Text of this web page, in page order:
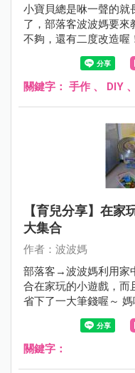
小寶貝總是咻一聲的就
了，部落客波波媽要來
不夠，還有二度改造喔
關鍵字： 手作 、 DIY 、
【育兒分享】在
大集合
作者：波波媽
部落客→波波媽利用家
合在家玩的小遊戲，而
省下了一大筆錢喔～ 媽
貝玩樂的小道具吧！
關鍵字：